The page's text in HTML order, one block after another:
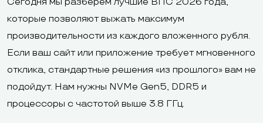
которые позволяют выжать максимум
производительности из каждого вложенного рубля.
Если ваш сайт или приложение требует мгновенного
отклика, стандартные решения «из прошлого» вам не
подойдут. Нам нужны NVMe Gen5, DDR5 и
процессоры с частотой выше 3.8 ГГц.